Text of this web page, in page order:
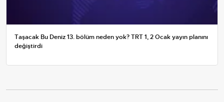
Taşacak Bu Deniz 13. bölüm neden yok? TRT 1, 2 Ocak yayın planını
değiştirdi